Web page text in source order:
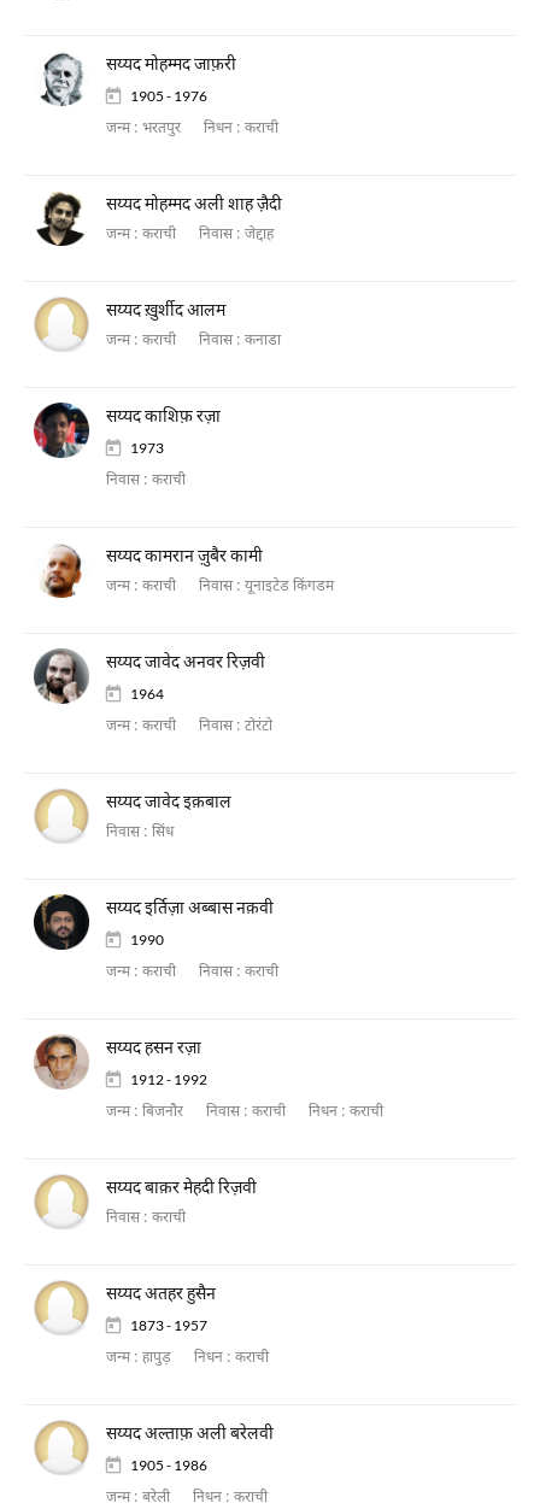
सय्यद मोहम्मद जाफ़री
1905 - 1976
जन्म : भरतपुर निधन : कराची
सय्यद मोहम्मद अली शाह ज़ैदी
जन्म : कराची निवास : जेद्दाह
सय्यद ख़ुर्शीद आलम
जन्म : कराची निवास : कनाडा
सय्यद काशिफ़ रज़ा
1973
निवास : कराची
सय्यद कामरान ज़ुबैर कामी
जन्म : कराची निवास : यूनाइटेड किंगडम
सय्यद जावेद अनवर रिज़वी
1964
जन्म : कराची निवास : टोरंटो
सय्यद जावेद इक़बाल
निवास : सिंध
सय्यद इर्तिज़ा अब्बास नक़वी
1990
जन्म : कराची निवास : कराची
सय्यद हसन रज़ा
1912 - 1992
जन्म : बिजनौर निवास : कराची निधन : कराची
सय्यद बाक़र मेहदी रिज़वी
निवास : कराची
सय्यद अतहर हुसैन
1873 - 1957
जन्म : हापुड़ निधन : कराची
सय्यद अल्ताफ़ अली बरेलवी
1905 - 1986
जन्म : बरेली निधन : कराची